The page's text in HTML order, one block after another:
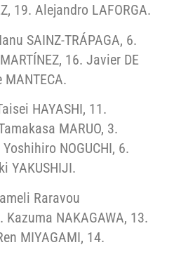
19. Alejandro LAFORGA.
SAINZ-TRÁPAGA, 6.
16. Javier DE
HAYASHI, 11.
MARUO, 3.
NOGUCHI, 6.
YAKUSHIJI.
Raravou
NAKAGAWA, 13.
MIYAGAMI, 14.